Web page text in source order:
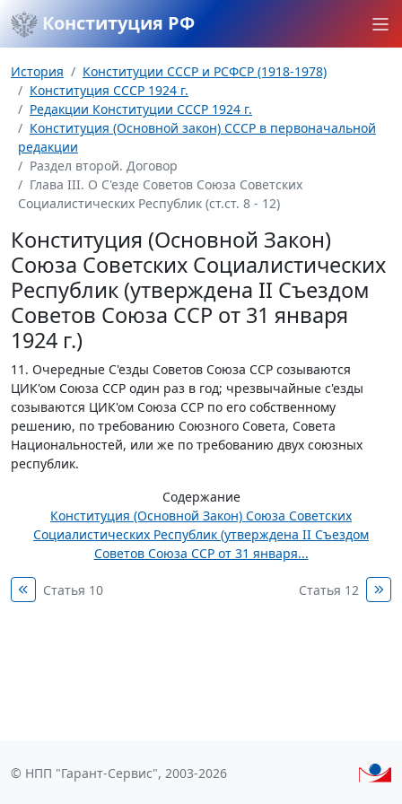
Конституция РФ
История
Конституции СССР и РСФСР (1918-1978)
Конституция СССР 1924 г.
Редакции Конституции СССР 1924 г.
Конституция (Основной закон) СССР в первоначальной
редакции
Раздел второй. Договор
Глава III. О С'езде Советов Союза Советских
Социалистических Республик (ст.ст. 8 - 12)
Конституция (Основной Закон)
Союза Советских Социалистических
Республик (утверждена II Съездом
Советов Союза ССР от 31 января
1924 г.)
11. Очередные С'езды Советов Союза ССР созываются
ЦИК'ом Союза ССР один раз в год; чрезвычайные с'езды
созываются ЦИК'ом Союза ССР по его собственному
решению, по требованию Союзного Совета, Совета
Национальностей, или же по требованию двух союзных
республик.
Содержание
Конституция (Основной Закон) Союза Советских
Социалистических Республик (утверждена II Съездом
Советов Союза ССР от 31 января...
Статья 10 Статья 12
© НПП "Гарант-Сервис", 2003-2026